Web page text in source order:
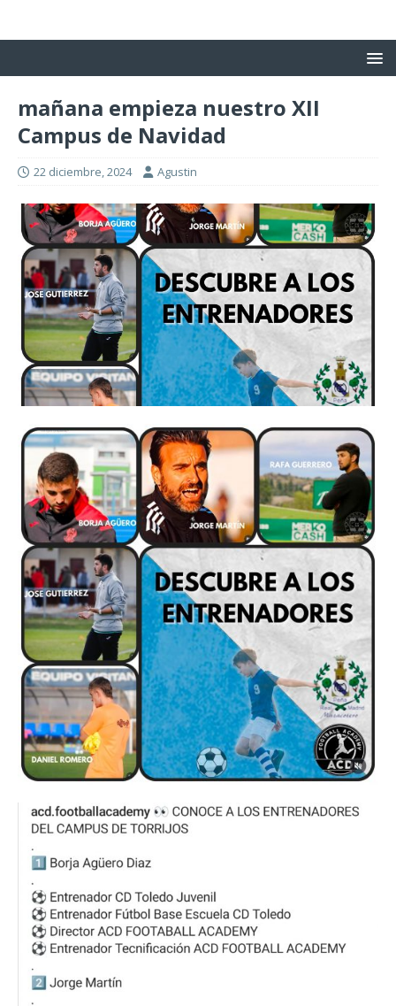
mañana empieza nuestro XII
Campus de Navidad
22 diciembre, 2024 Agustin